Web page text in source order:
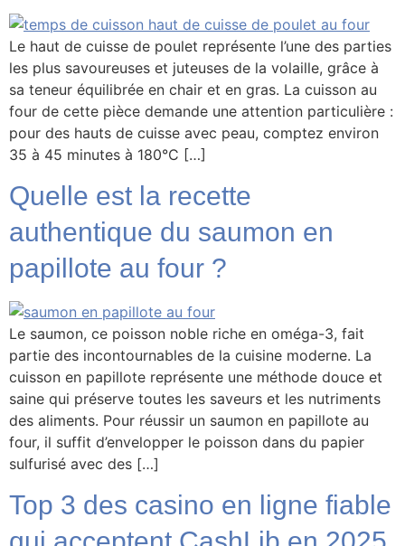
Le haut de cuisse de poulet représente l’une des parties
les plus savoureuses et juteuses de la volaille, grâce à
sa teneur équilibrée en chair et en gras. La cuisson au
four de cette pièce demande une attention particulière :
pour des hauts de cuisse avec peau, comptez environ
35 à 45 minutes à 180°C […]
Quelle est la recette
authentique du saumon en
papillote au four ?
Le saumon, ce poisson noble riche en oméga-3, fait
partie des incontournables de la cuisine moderne. La
cuisson en papillote représente une méthode douce et
saine qui préserve toutes les saveurs et les nutriments
des aliments. Pour réussir un saumon en papillote au
four, il suffit d’envelopper le poisson dans du papier
sulfurisé avec des […]
Top 3 des casino en ligne fiable